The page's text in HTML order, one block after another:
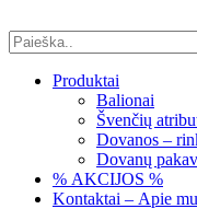
Produktai
Balionai
Švenčių
Dovanos –
Dovanų
% AKCIJOS %
Kontaktai – Apie